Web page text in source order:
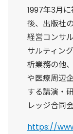
1997年3月
後、出版社
経営コンサ
サルティン
析業務の他
や医療周辺
する講演・
レッジ合同
https://